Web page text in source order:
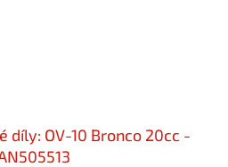
díly: OV-10 Bronco 20cc -